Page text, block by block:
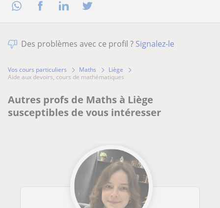
Des problèmes avec ce profil ? Signalez-le
Vos cours particuliers Maths
Liège
aide aux devoirs, cours de mathématiques
Autres profs de Maths à Liège
susceptibles de vous intéresser